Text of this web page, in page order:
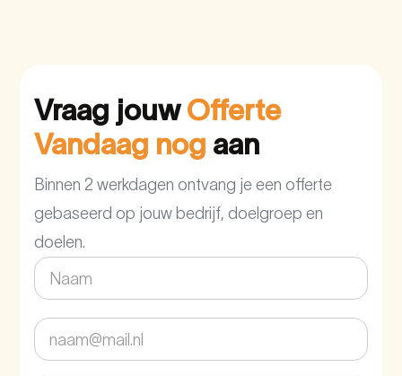
Vraag jouw Offerte
Vandaag nog aan
Binnen 2 werkdagen ontvang je een offerte
gebaseerd op jouw bedrijf, doelgroep en
doelen.